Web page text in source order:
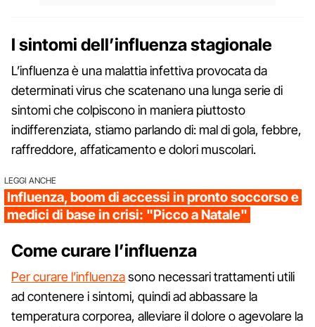
I sintomi dell’influenza stagionale
L’influenza è una malattia infettiva provocata da
determinati virus che scatenano una lunga serie di
sintomi che colpiscono in maniera piuttosto
indifferenziata, stiamo parlando di: mal di gola, febbre,
raffreddore, affaticamento e dolori muscolari.
LEGGI ANCHE
Influenza, boom di accessi in pronto soccorso e
medici di base in crisi: "Picco a Natale"
Come curare l’influenza
Per curare l’influenzasono necessari trattamenti utili
ad contenere i sintomi, quindi ad abbassare la
temperatura corporea, alleviare il dolore o agevolare la